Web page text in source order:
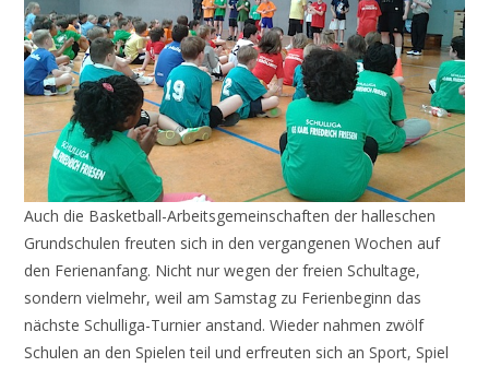
Auch die Basketball-Arbeitsgemeinschaften der halleschen
Grundschulen freuten sich in den vergangenen Wochen auf
den Ferienanfang. Nicht nur wegen der freien Schultage,
sondern vielmehr, weil am Samstag zu Ferienbeginn das
nächste Schulliga-Turnier anstand. Wieder nahmen zwölf
Schulen an den Spielen teil und erfreuten sich an Sport, Spiel